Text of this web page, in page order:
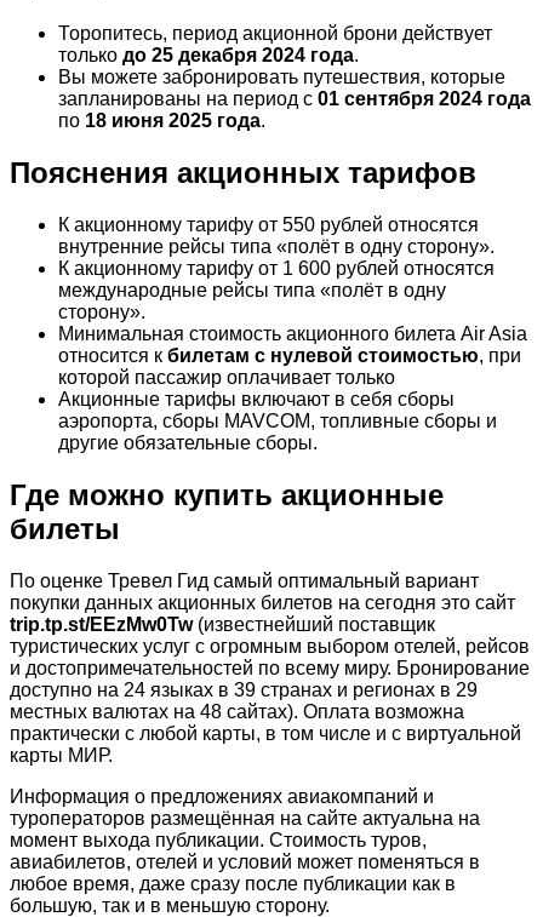
Торопитесь, период акционной брони действует
только до 25 декабря 2024 года.
Вы можете забронировать путешествия, которые
запланированы на период с 01 сентября 2024 года
по 18 июня 2025 года.
Пояснения акционных тарифов
К акционному тарифу от 550 рублей относятся
внутренние рейсы типа «полёт в одну сторону».
К акционному тарифу от 1 600 рублей относятся
международные рейсы типа «полёт в одну
сторону».
Минимальная стоимость акционного билета Air Asia
относится к билетам с нулевой стоимостью, при
которой пассажир оплачивает только
Акционные тарифы включают в себя сборы
аэропорта, сборы MAVCOM, топливные сборы и
другие обязательные сборы.
Где можно купить акционные
билеты
По оценке Тревел Гид самый оптимальный вариант
покупки данных акционных билетов на сегодня это сайт
trip.tp.st/EEzMw0Tw(известнейший поставщик
туристических услуг с огромным выбором отелей, рейсов
и достопримечательностей по всему миру. Бронирование
доступно на 24 языках в 39 странах и регионах в 29
местных валютах на 48 сайтах). Оплата возможна
практически с любой карты, в том числе и с виртуальной
карты МИР.
Информация о предложениях авиакомпаний и
туроператоров размещённая на сайте актуальна на
момент выхода публикации. Стоимость туров,
авиабилетов, отелей и условий может поменяться в
любое время, даже сразу после публикации как в
большую, так и в меньшую сторону.